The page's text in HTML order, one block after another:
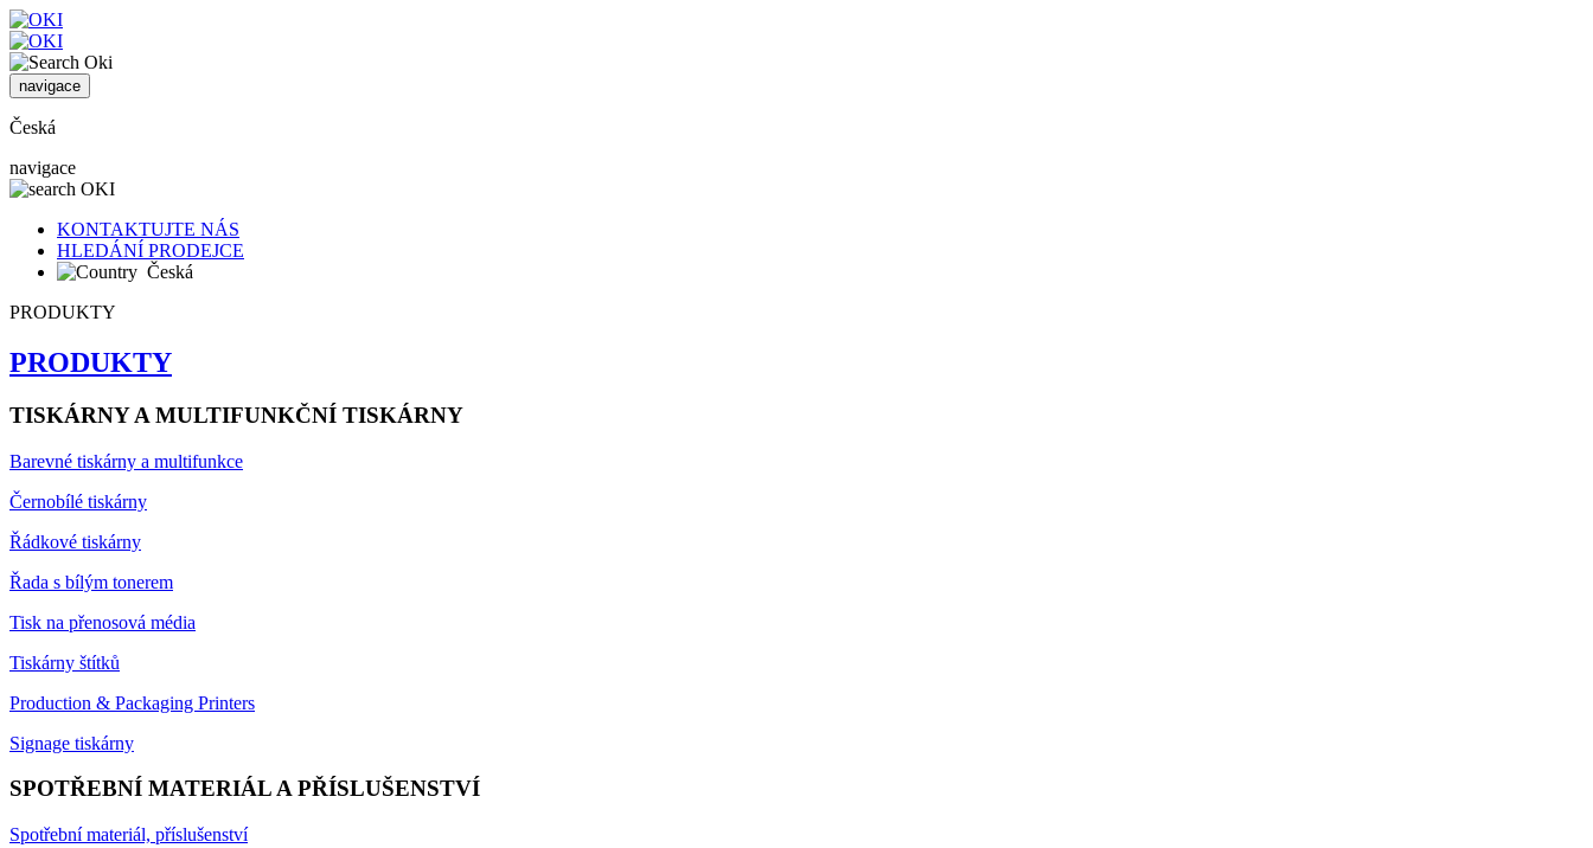
navigace
Česká
navigace
KONTAKTUJTE NÁS
HLEDÁNÍ PRODEJCE
Česká
PRODUKTY
PRODUKTY
TISKÁRNY A MULTIFUNKČNÍ TISKÁRNY
Barevné tiskárny a multifunkce
Černobílé tiskárny
Řádkové tiskárny
Řada s bílým tonerem
Tisk na přenosová média
Tiskárny štítků
Production & Packaging Printers
Signage tiskárny
SPOTŘEBNÍ MATERIÁL A PŘÍSLUŠENSTVÍ
Spotřební materiál, příslušenství